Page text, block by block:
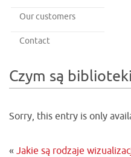
Our customers
Contact
Czym są
Sorry, this entry is only
« Jakie są rodzaje